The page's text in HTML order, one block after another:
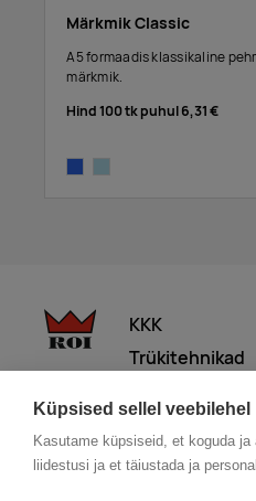
Küpsised sellel veebilehel
Kasutame küpsiseid, et koguda
liidestusi ja et täiustada ja
Märkmik Classic
A5 formaadis klassikaline
märkmik.
Hind 100 tk puhul6,31 €
KKK
Trükitehnikad
© 2026 Roi OÜ